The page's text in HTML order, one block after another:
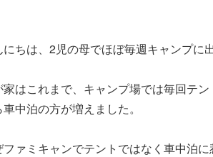
にちは、2児の母でほぼ毎週キャンプに
家はこれまで、キャンプ場では毎回テ
中泊の方が増えました。
ファミキャンでテントではなく車中泊